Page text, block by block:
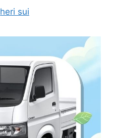
heri sui